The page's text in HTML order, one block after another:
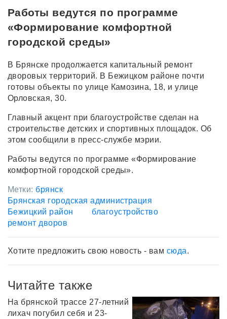
Работы ведутся по программе
«Формирование комфортной
городской среды»
В Брянске продолжается капитальный ремонт
дворовых территорий. В Бежицком районе почти
готовы объекты по улице Камозина, 18, и улице
Орловская, 30.
Главный акцент при благоустройстве сделан на
строительстве детских и спортивных площадок. Об
этом сообщили в пресс-службе мэрии.
Работы ведутся по программе «Формирование
комфортной городской среды».
Метки: брянск
Брянская городская администрация
Бежицкий район
благоустройство
ремонт дворов
Хотите предложить свою новость - вам сюда.
Читайте также
На брянской трассе 27-летний
лихач погубил себя и 23-